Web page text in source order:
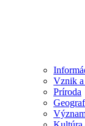
Vznik a
Príroda